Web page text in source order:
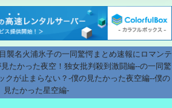
襲名火浦氷子の一同驚愕まとめ速報にロマンテ
たかった夜空！独女批判殺到激闘編--の一同驚
クが止まらない？-僕の見たかった夜空編--僕の
見たかった星空編-